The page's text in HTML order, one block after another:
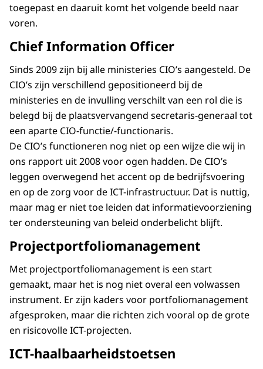
toegepast en daaruit komt het volgende beeld naar
voren.
Chief Information Officer
Sinds 2009 zijn bij alle ministeries CIO’s aangesteld. De
CIO’s zijn verschillend gepositioneerd bij de
ministeries en de invulling verschilt van een rol die is
belegd bij de plaatsvervangend secretaris-generaal tot
een aparte CIO-functie/-functionaris.
De CIO’s functioneren nog niet op een wijze die wij in
ons rapport uit 2008 voor ogen hadden. De CIO’s
leggen overwegend het accent op de bedrijfsvoering
en op de zorg voor de ICT-infrastructuur. Dat is nuttig,
maar mag er niet toe leiden dat informatievoorziening
ter ondersteuning van beleid onderbelicht blijft.
Projectportfoliomanagement
Met projectportfoliomanagement is een start
gemaakt, maar het is nog niet overal een volwassen
instrument. Er zijn kaders voor portfoliomanagement
afgesproken, maar die richten zich vooral op de grote
en risicovolle ICT-projecten.
ICT-haalbaarheidstoetsen